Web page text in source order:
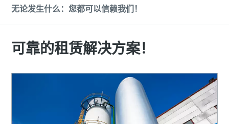
无论发生什么：您都可以信赖我们！
可靠的租赁解决方案！